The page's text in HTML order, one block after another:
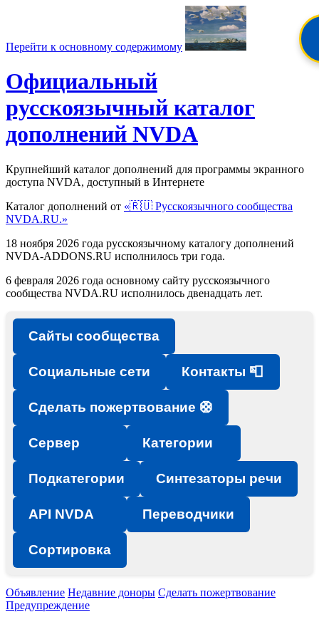
Перейти к основному содержимому
Официальный
русскоязычный каталог
дополнений NVDA
Крупнейший каталог дополнений для программы экранного
доступа NVDA, доступный в Интернете
Каталог дополнений от «🇷🇺 Русскоязычного сообщества
NVDA.RU.»
18 ноября 2026 года русскоязычному каталогу дополнений
NVDA-ADDONS.RU исполнилось три года.
6 февраля 2026 года основному сайту русскоязычного
сообщества NVDA.RU исполнилось двенадцать лет.
Сайты сообщества
Социальные сети Контакты 📮
Сделать пожертвование 🛟
Сервер Категории
Подкатегории Синтезаторы речи
API NVDA Переводчики
Сортировка
Объявление Недавние доноры Сделать пожертвование
Предупреждение